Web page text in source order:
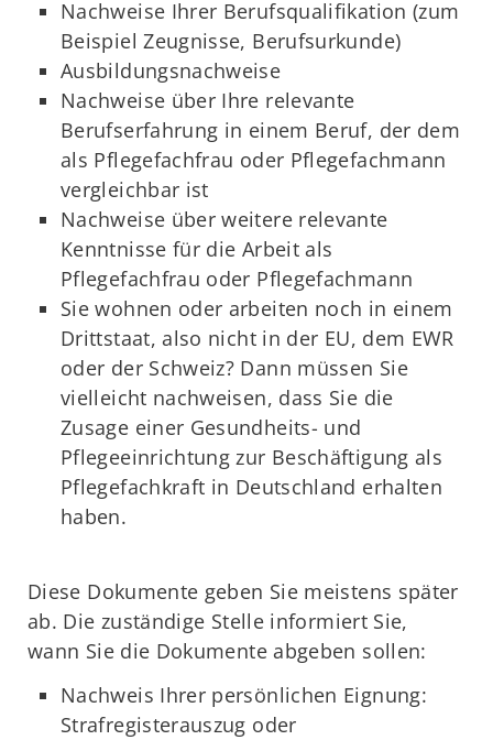
Nachweise Ihrer Berufsqualifikation (zum
Beispiel Zeugnisse, Berufsurkunde)
Ausbildungsnachweise
Nachweise über Ihre relevante
Berufserfahrung in einem Beruf, der dem
als Pflegefachfrau oder Pflegefachmann
vergleichbar ist
Nachweise über weitere relevante
Kenntnisse für die Arbeit als
Pflegefachfrau oder Pflegefachmann
Sie wohnen oder arbeiten noch in einem
Drittstaat, also nicht in der EU, dem EWR
oder der Schweiz? Dann müssen Sie
vielleicht nachweisen, dass Sie die
Zusage einer Gesundheits- und
Pflegeeinrichtung zur Beschäftigung als
Pflegefachkraft in Deutschland erhalten
haben.
Diese Dokumente geben Sie meistens später
ab. Die zuständige Stelle informiert Sie,
wann Sie die Dokumente abgeben sollen:
Nachweis Ihrer persönlichen Eignung:
Strafregisterauszug oder